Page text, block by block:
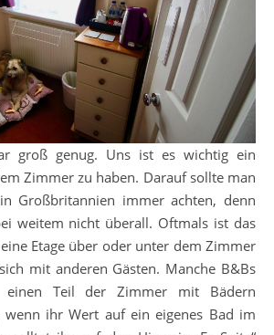
groß genug. Uns ist es wichtig ein
Zimmer zu haben. Darauf sollte man
Großbritannien immer achten, denn
weitem nicht überall. Oftmals ist das
Etage über oder unter dem Zimmer
mit anderen Gästen. Manche B&Bs
Teil der Zimmer mit Bädern
wenn ihr Wert auf ein eigenes Bad im